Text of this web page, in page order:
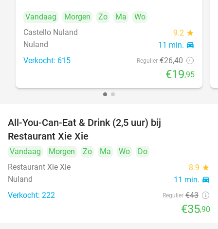
Vandaag Morgen Zo Ma
Wo
Castello Nuland
9.2 star
Nuland 11 min. directions_car
Verkocht: 615 Regulier €26,40
€19,95
All-You-Can-Eat & Drink (2,5 uur) bij
Restaurant Xie Xie
Vandaag Morgen Zo Ma Wo
Do
Restaurant Xie Xie
8.9 star
Nuland 11 min. directions_car
Verkocht: 222 Regulier €43
€35,90